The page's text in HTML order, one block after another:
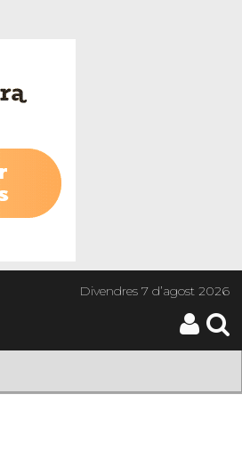
Divendres7 d’agost 2026